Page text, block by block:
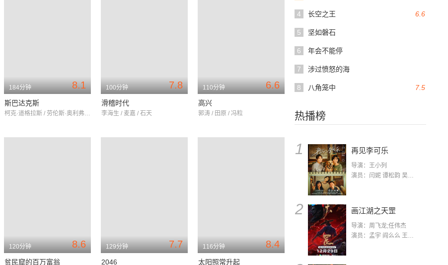
6.6
4 长空之王
5 坚如磐石
6 年会不能停
7 涉过愤怒的海
7.5
8 八角笼中
热播榜
1 再见李可乐
导演：王小列
演员：闫妮 谭松韵 吴京 蒋龙 赵小棠 冯雷 李虎城 平安 小七 小可乐
2 画江湖之天罡
导演：周飞龙;任伟杰
演员：孟宇 阎么么 王凯 郭政建 阎萌萌 杨默 高枫 齐斯伽 刘芊含 马程
8.1
184分钟
斯巴达克斯
柯克·道格拉斯 / 劳伦斯·奥利弗 / 简·西蒙斯
7.8
100分钟
滑稽时代
李海生 / 麦嘉 / 石天
6.6
110分钟
高兴
郭涛 / 田原 / 冯粒
8.6
120分钟
贫民窟的百万富翁
7.7
129分钟
2046
8.4
116分钟
太阳照常升起